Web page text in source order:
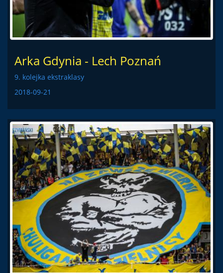
Arka Gdynia - Lech Poznań
9. kolejka ekstraklasy
2018-09-21